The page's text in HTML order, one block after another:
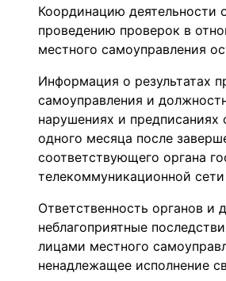
Координацию деятельности
проведению проверок в
местного самоуправления
Информация о результатах
самоуправления и
нарушениях и предписаниях
одного месяца после
соответствующего органа
телекоммуникационной
Ответственность органов и
неблагоприятные
лицами местного
ненадлежащее исполнение